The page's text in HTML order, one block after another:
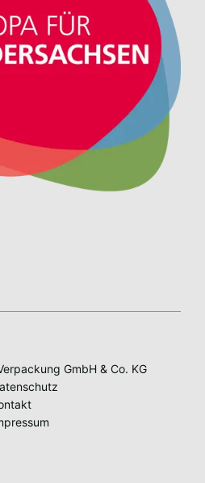
GmbH & Co. KG